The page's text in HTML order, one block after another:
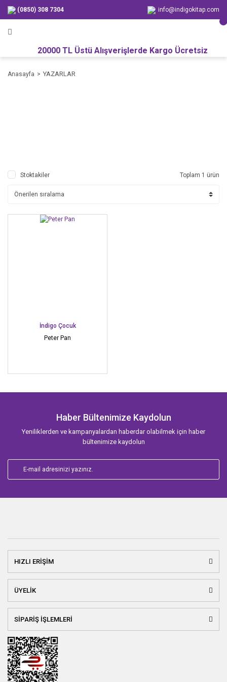
(0850) 308 7304 info@indigokitap.com
20000 TL Üstü Alışverişlerde Kargo Ücretsiz
Anasayfa YAZARLAR
Stoktakiler Toplam 1 ürün
İndigo Çocuk
Peter Pan
Haber Bültenimize Kaydolun
Yeniliklerden ve kampanyalardan haberdar olabilmek için haber
bültenimize kaydolun
HIZLI ERİŞİM
ÜYELİK
SİPARİŞ İŞLEMLERİ